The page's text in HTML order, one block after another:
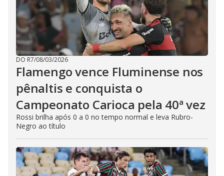
DO R7/08/03/2026
Flamengo vence Fluminense nos
pênaltis e conquista o
Campeonato Carioca pela 40ª vez
Rossi brilha após 0 a 0 no tempo normal e leva Rubro-
Negro ao título